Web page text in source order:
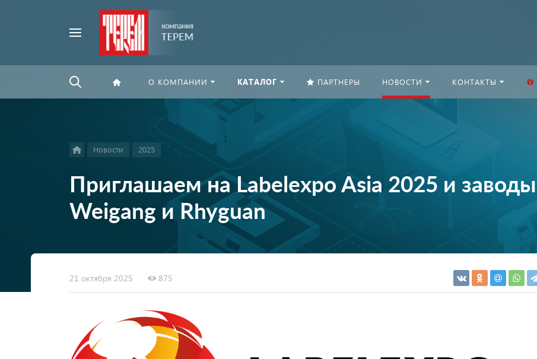
О КОМПАНИИ КАТАЛОГ ПАРТНЕРЫ НОВОСТИ КОНТАКТЫ
Новости 2025
Приглашаем на Labelexpo Asia 2025 и заводы
Weigang и Rhyguan
21 октября 2025 875